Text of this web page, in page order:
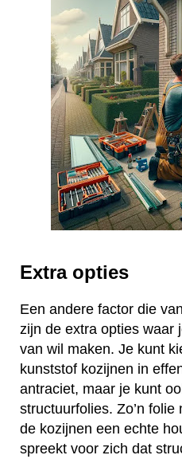
Extra opties
Een andere factor die
zijn de extra opties waar
van wil maken. Je kunt
kunststof kozijnen in
antraciet, maar je kunt
structuurfolies. Zo’n
de kozijnen een echte
spreekt voor zich dat